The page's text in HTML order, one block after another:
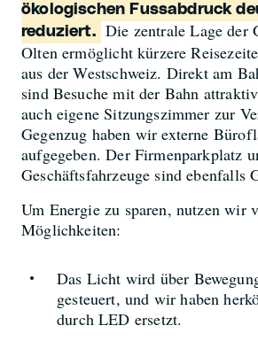
ökologischen Fussabdruck
reduziert.
Die zentrale Lage der
Olten ermöglicht kürzere
aus der Westschweiz. Direkt am
sind Besuche mit der Bahn
auch eigene Sitzungszimmer zur
Gegenzug haben wir externe
aufgegeben. Der Firmenparkplatz
Geschäftsfahrzeuge sind ebenfalls
Um Energie zu sparen, nutzen wir
Möglichkeiten:
Das Licht wird über
gesteuert, und wir haben
durch LED ersetzt.